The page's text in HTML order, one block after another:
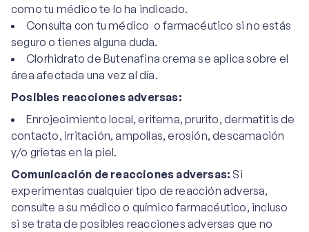
como tu médico te lo ha indicado.
Consulta con tu médico o farmacéutico si no estás
seguro o tienes alguna duda.
Clorhidrato de Butenafina crema se aplica sobre el
área afectada una vez al día.
Posibles reacciones adversas:
Enrojecimiento local, eritema, prurito, dermatitis de
contacto, irritación, ampollas, erosión, descamación
y/o grietas en la piel.
Comunicación de reacciones adversas: Si
experimentas cualquier tipo de reacción adversa,
consulte a su médico o químico farmacéutico, incluso
si se trata de posibles reacciones adversas que no